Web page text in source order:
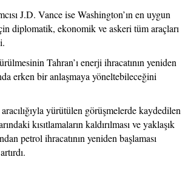
J.D. Vance ise Washington’ın en uygun
diplomatik, ekonomik ve askeri tüm araçları
Tahran’ı enerji ihracatının yeniden
erken bir anlaşmaya yöneltebileceğini
yürütülen görüşmelerde kaydedilen
kısıtlamaların kaldırılması ve yaklaşık
petrol ihracatının yeniden başlaması